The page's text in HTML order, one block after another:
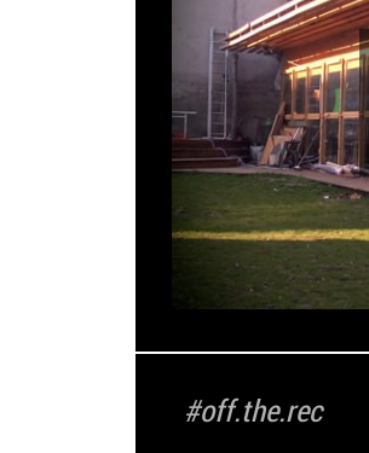
#off.the.rec